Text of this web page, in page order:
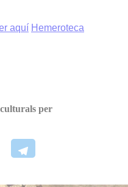
aquí Hemeroteca
per